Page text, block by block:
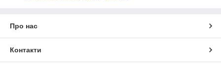
Про нас
Контакти